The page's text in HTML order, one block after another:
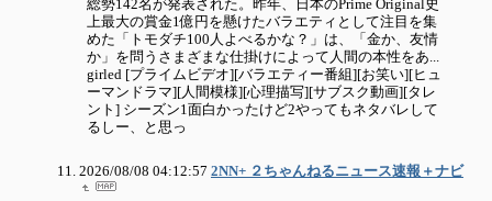
総勢142名が発表された。昨年、日本のPrime Original史
上最大の賞金1億円を懸けたバラエティとして注目を集
めた「トモダチ100人よべるかな？」は、「金か、友情
か」を問うさまざまな仕掛けによって人間の本性をあ...
girled [プライムビデオ][バラエティー番組][お笑い][ヒュ
ーマンドラマ][人間模様][心理描写][サブスク動画][タレ
ント] シーズン1面白かったけど2やってもネタバレして
るしー、と思っ
2026/08/08 04:12:57 2NN+ ２ちゃんねるニュース速報＋ナビ